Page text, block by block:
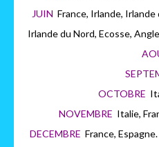
JUIN France, Irlande,
Irlande du Nord,
OCTOBRE
NOVEMBRE
DECEMBRE France, Espagne.